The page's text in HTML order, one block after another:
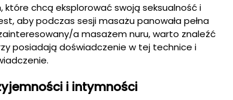
które chcą eksplorować swoją seksualność i
aby podczas sesji masażu panowała pełna
a masażem nuru, warto znaleźć
posiadają doświadczenie w tej technice i
i intymności